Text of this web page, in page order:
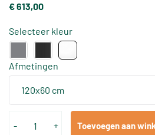
€ 613,00
Selecteer kleur
Afmetingen
120x60 cm
- + Toevoegen aan